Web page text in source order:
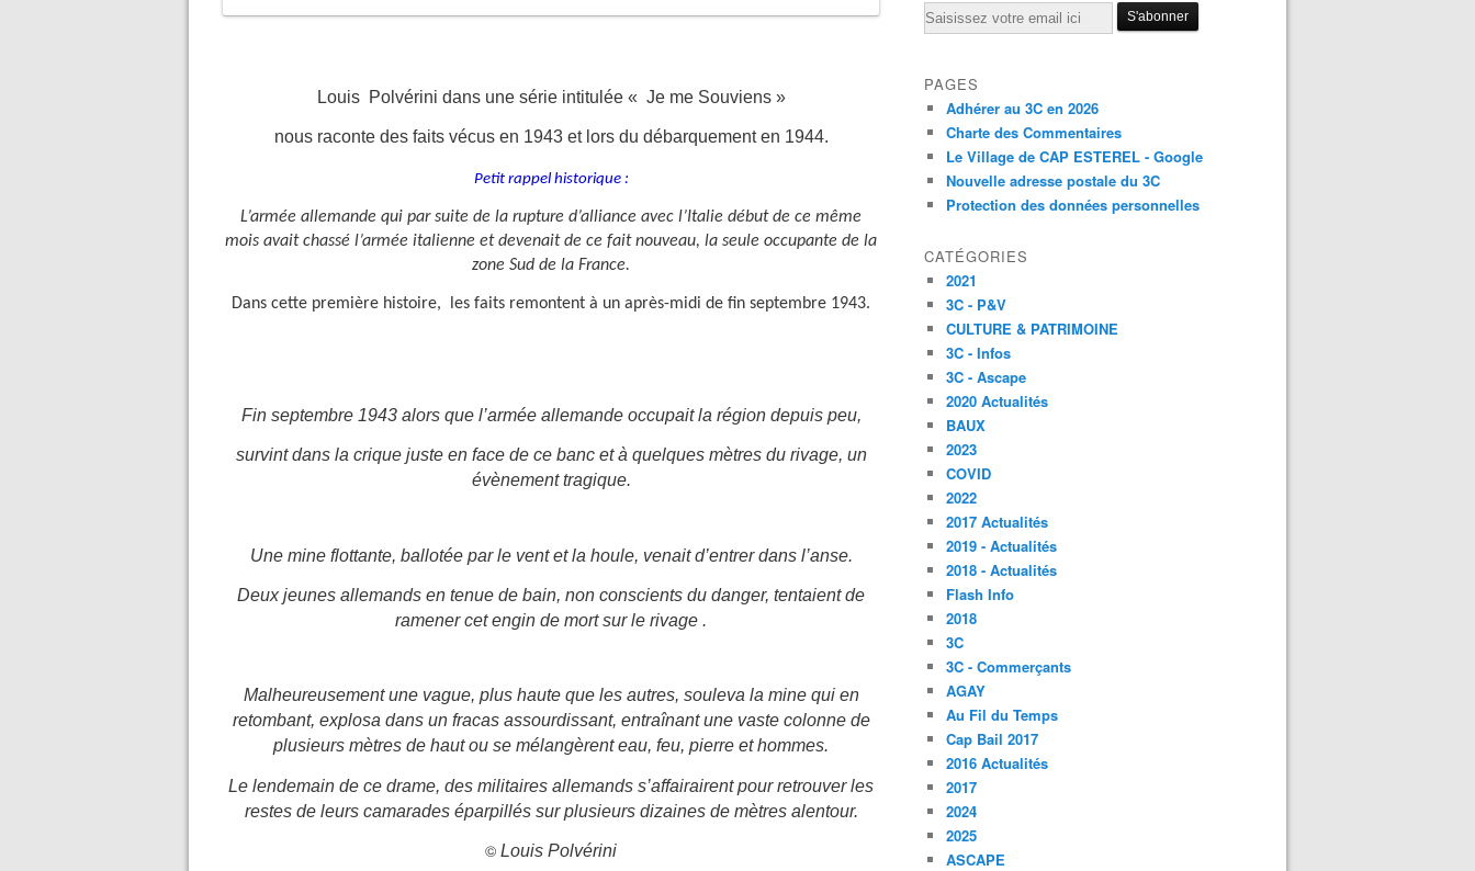
Louis Polvérini dans une série intitulée « Je me Souviens »
nous raconte des faits vécus en 1943 et lors du débarquement en 1944.
Petit rappel historique :
L’armée allemande qui par suite de la rupture d’alliance avec l’Italie début de ce même
mois avait chassé l’armée italienne et devenait de ce fait nouveau, la seule occupante de la
zone Sud de la France.
Dans cette première histoire, les faits remontent à un après-midi de fin septembre 1943.
Fin septembre 1943 alors que l’armée allemande occupait la région depuis peu,
survint dans la crique juste en face de ce banc et à quelques mètres du rivage, un
évènement tragique.
Une mine flottante, ballotée par le vent et la houle, venait d’entrer dans l’anse.
Deux jeunes allemands en tenue de bain, non conscients du danger, tentaient de
ramener cet engin de mort sur le rivage .
Malheureusement une vague, plus haute que les autres, souleva la mine qui en
retombant, explosa dans un fracas assourdissant, entraînant une vaste colonne de
plusieurs mètres de haut ou se mélangèrent eau, feu, pierre et hommes.
Le lendemain de ce drame, des militaires allemands s’affairairent pour retrouver les
restes de leurs camarades éparpillés sur plusieurs dizaines de mètres alentour.
© Louis Polvérini
Email
PAGES
Adhérer au 3C en 2026
Charte des Commentaires
Le Village de CAP ESTEREL - Google
Nouvelle adresse postale du 3C
Protection des données personnelles
CATÉGORIES
2021
3C - P&V
CULTURE & PATRIMOINE
3C - Infos
3C - Ascape
2020 Actualités
BAUX
2023
COVID
2022
2017 Actualités
2019 - Actualités
2018 - Actualités
Flash Info
2018
3C
3C - Commerçants
AGAY
Au Fil du Temps
Cap Bail 2017
2016 Actualités
2017
2024
2025
ASCAPE